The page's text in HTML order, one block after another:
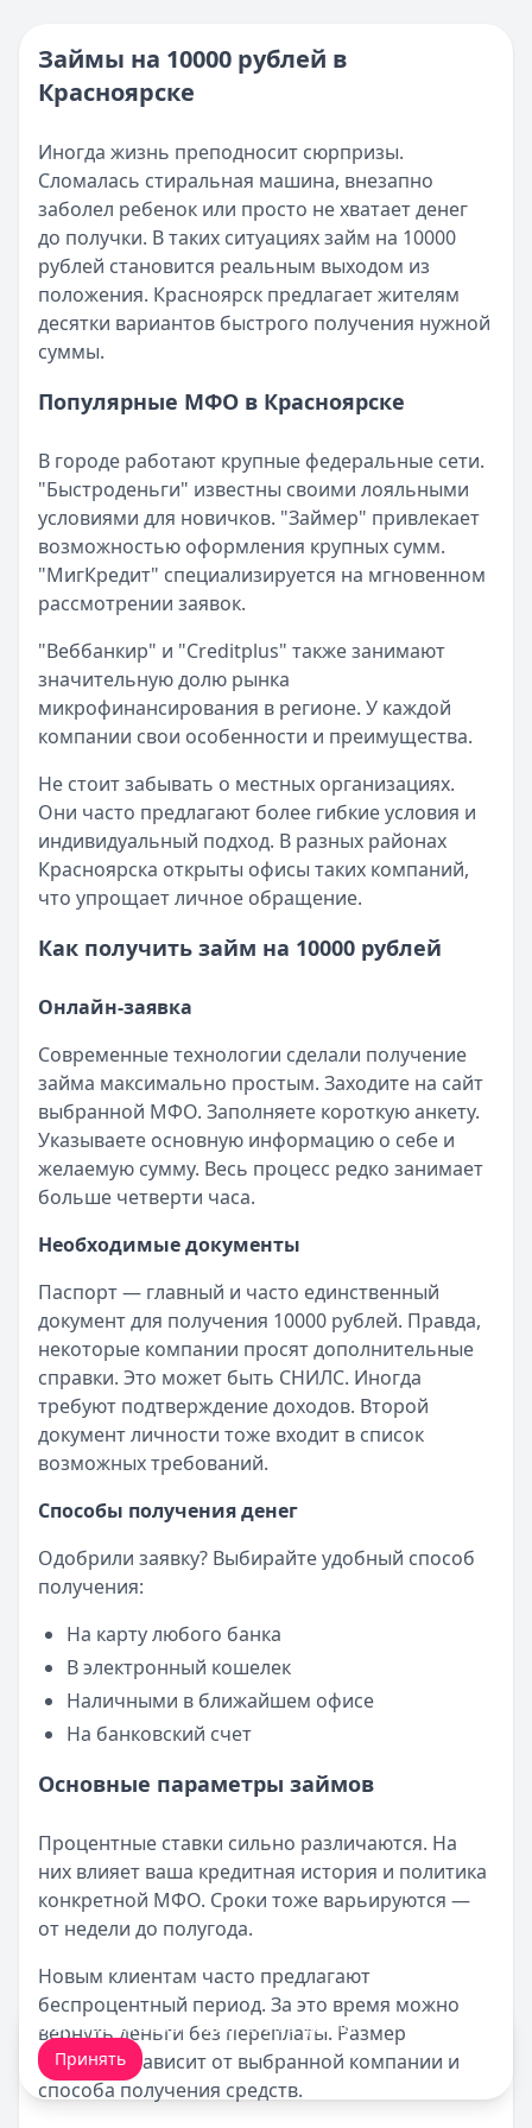
Категория:МФО и микрозаймы
Читать статью
Все статьи
Возврат переплаты в «Займере»: актуальная
Кратко:Разбираем, как вернуть переплату или
Категория: МФО
Читать новость
Срочный микрозайм 15 000 ₽ на карту: свежая
Кратко:Нужны 15 000 рублей на карту прямо сегодня?
Опубликовано:5 декабря 2025 г.
Категория:МФО
Читать новость
Рекордный рост доли клиентов МФО с iPhone: что
Опубликовано:5 декабря 2025 г.
Читать новость
57 сервисов микрозаймов через Госуслуги: где
Кратко:Авторизация через Госуслуги ускоряет
Опубликовано:23 ноября 2025 г.
Категория:МФО
Читать новость
Кратко:Пришло СМС об одобрении займа от Bigmani
Опубликовано:23 ноября 2025 г.
Категория:МФО
Читать новость
Все новости
Займы на 10000 рублей в
Красноярске
Иногда жизнь преподносит сюрпризы.
Сломалась стиральная машина, внезапно
заболел ребенок или просто не хватает денег
до получки. В таких ситуациях займ на 10000
рублей становится реальным выходом из
положения. Красноярск предлагает жителям
десятки вариантов быстрого получения нужной
суммы.
Популярные МФО в Красноярске
В городе работают крупные федеральные сети.
"Быстроденьги" известны своими лояльными
условиями для новичков. "Займер" привлекает
возможностью оформления крупных сумм.
"МигКредит" специализируется на мгновенном
рассмотрении заявок.
"Веббанкир" и "Creditplus" также занимают
значительную долю рынка
микрофинансирования в регионе. У каждой
компании свои особенности и преимущества.
Не стоит забывать о местных организациях.
Они часто предлагают более гибкие условия и
индивидуальный подход. В разных районах
Красноярска открыты офисы таких компаний,
что упрощает личное обращение.
Как получить займ на 10000 рублей
Онлайн-заявка
Современные технологии сделали получение
займа максимально простым. Заходите на сайт
выбранной МФО. Заполняете короткую анкету.
Указываете основную информацию о себе и
желаемую сумму. Весь процесс редко занимает
больше четверти часа.
Необходимые документы
Паспорт — главный и часто единственный
документ для получения 10000 рублей. Правда,
некоторые компании просят дополнительные
справки. Это может быть СНИЛС. Иногда
требуют подтверждение доходов. Второй
документ личности тоже входит в список
возможных требований.
Способы получения денег
Одобрили заявку? Выбирайте удобный способ
получения:
На карту любого банка
В электронный кошелек
Наличными в ближайшем офисе
На банковский счет
Основные параметры займов
Процентные ставки сильно различаются. На
них влияет ваша кредитная история и политика
конкретной МФО. Сроки тоже варьируются —
от недели до полугода.
Новым клиентам часто предлагают
беспроцентный период. За это время можно
вернуть деньги без переплаты. Размер
комиссий зависит от выбранной компании и
способа получения средств.
Мы обрабатываем ваши cookie-файлы.
Принять